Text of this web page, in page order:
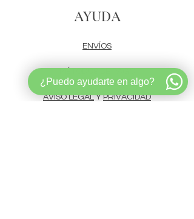
AYUDA
ENVÍOS
AVISO LEGALYPRIVACIDAD
¿Puedo ayudarte en algo?